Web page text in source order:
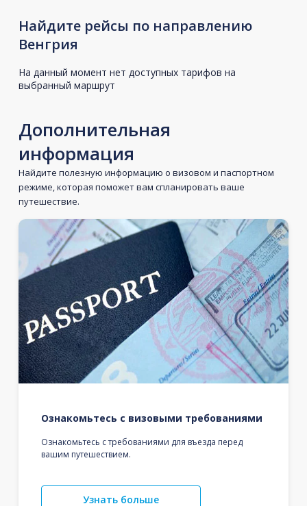
Найдите рейсы по направлению
Венгрия
На данный момент нет доступных тарифов на
выбранный маршрут
Дополнительная
информация
Найдите полезную информацию о визовом и паспортном
режиме, которая поможет вам спланировать ваше
путешествие.
Ознакомьтесь с визовыми требованиями
Ознакомьтесь с требованиями для въезда перед
вашим путешествием.
Узнать больше